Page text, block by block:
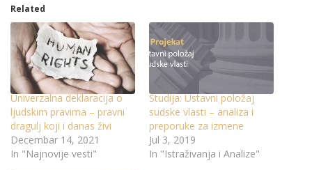
Related
Univerzalna deklaracija o
ljudskim pravima – pravni
dragulj koji i danas živi
Decembar 14, 2021
In "Najnovije vesti"
Studija: Ustavni položaj
sudske vlasti – analiza i
preporuke za izmene
Jul 3, 2019
In "Istraživanja i Analize"